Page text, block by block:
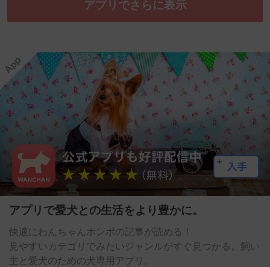
アプリでさらに表示
アプリで愛犬との生活をより豊かに。
快適にわんちゃんホンポの記事が読める！
見やすいカテゴリでみたいジャンルがすぐ見つかる。飼い
主と愛犬のための犬専用アプリ。